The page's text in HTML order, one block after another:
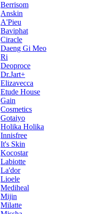
Berrisom
Anskin
A'Pieu
Baviphat
Ciracle
Daeng Gi Meo
Ri
Deoproce
Dr.Jart+
Elizavecca
Etude House
Gain
Cosmetics
Gotaiyo
Holika Holika
Innisfree
It's Skin
Kocostar
Labiotte
La'dor
Lioele
Mediheal
Mijin
Milatte